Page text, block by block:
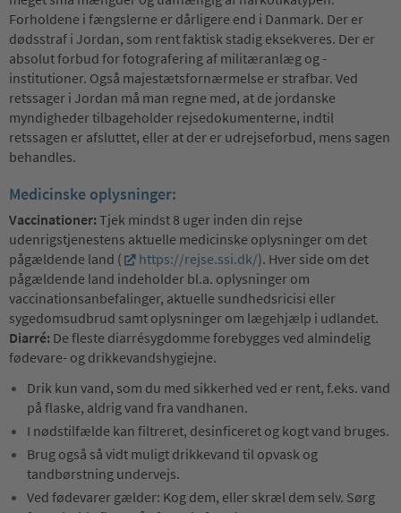
Forholdene i fængslerne er dårligere end i Danmark. Der er
dødsstraf i Jordan, som rent faktisk stadig eksekveres. Der er
absolut forbud for fotografering af militæranlæg og -
institutioner. Også majestætsfornærmelse er strafbar. Ved
retssager i Jordan må man regne med, at de jordanske
myndigheder tilbageholder rejsedokumenterne, indtil
retssagen er afsluttet, eller at der er udrejseforbud, mens sagen
behandles.
Medicinske oplysninger:
Vaccinationer:Tjek mindst 8 uger inden din rejse
udenrigstjenestens aktuelle medicinske oplysninger om det
pågældende land (
https://rejse.ssi.dk/). Hver side om det
pågældende land indeholder bl.a. oplysninger om
vaccinationsanbefalinger, aktuelle sundhedsricisi eller
sygedomsudbrud samt oplysninger om lægehjælp i udlandet.
Diarré: De fleste diarrésygdomme forebygges ved almindelig
fødevare- og drikkevandshygiejne.
Drik kun vand, som du med sikkerhed ved er rent, f.eks. vand
på flaske, aldrig vand fra vandhanen.
I nødstilfælde kan filtreret, desinficeret og kogt vand bruges.
Brug også så vidt muligt drikkevand til opvask og
tandbørstning undervejs.
Ved fødevarer gælder: Kog dem, eller skræl dem selv. Sørg